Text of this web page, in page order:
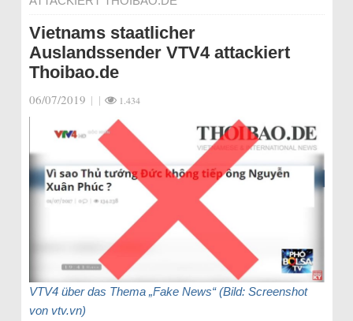
Vietnams staatlicher
Auslandssender VTV4 attackiert
Thoibao.de
06/07/2019 | | 1.434
VTV4 über das Thema „Fake News“ (Bild: Screenshot
von vtv.vn)